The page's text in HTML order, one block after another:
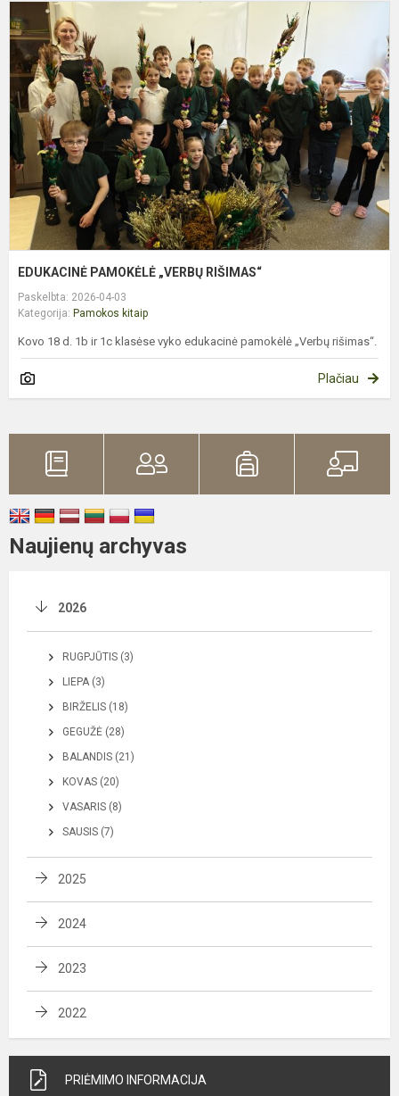
EDUKACINĖ PAMOKĖLĖ „VERBŲ RIŠIMAS“
Paskelbta: 2026-04-03
Kategorija: Pamokos kitaip
Kovo 18 d. 1b ir 1c klasėse vyko edukacinė pamokėlė „Verbų rišimas“.
Plačiau
Naujienų archyvas
2026
RUGPJŪTIS (3)
LIEPA (3)
BIRŽELIS (18)
GEGUŽĖ (28)
BALANDIS (21)
KOVAS (20)
VASARIS (8)
SAUSIS (7)
2025
2024
2023
2022
PRIĖMIMO INFORMACIJA